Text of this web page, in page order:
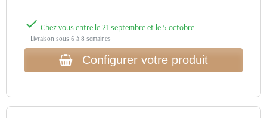
 Chez vous entre le 21 septembre et le 5 octobre
— Livraison sous 6 à 8 semaines
Configurer votre produit